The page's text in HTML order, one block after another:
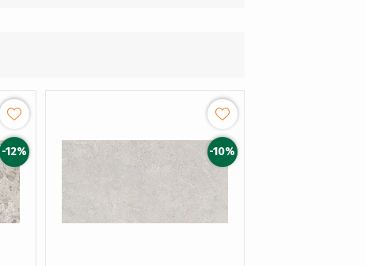
-12% -10%